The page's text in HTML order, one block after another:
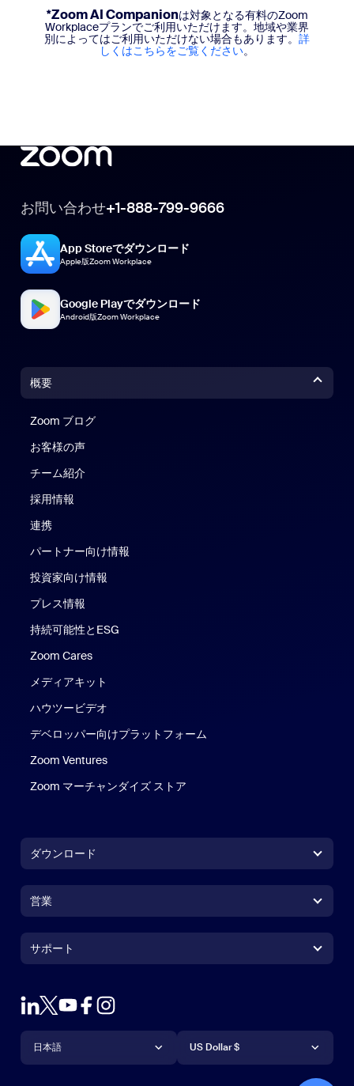
*Zoom AI Companionは対象となる有料のZoom
Workplaceプランでご利用いただけます。地域や業界
別によってはご利用いただけない場合もあります。 詳
しくはこちらをご覧ください。
お問い合わせ+1-888-799-9666
App Storeでダウンロード
Apple版Zoom Workplace
Google Playでダウンロード
Android版Zoom Workplace
概要
Zoom ブログ
お客様の声
チーム紹介
採用情報
連携
パートナー向け情報
投資家向け情報
プレス情報
持続可能性とESG
Zoom Cares
メディアキット
ハウツービデオ
デベロッパー向けプラットフォーム
Zoom Ventures
Zoom マーチャンダイズ ストア
ダウンロード
Zoom RoomsアプリZoom Roomsアプリ
Zoom Roomsコントローラ
Outlookプラグイン
Androidアプリ
Androidアプリ
営業
営業担当にお問い合わせ
デモをリクエスト
ウェビナーとイベント
Zoom Experience CenterZoom Experience Center
サポート
サポート
アカウント
ヘルプセンター
ラーニングセンター
言語
日本語
通貨
US Dollar $